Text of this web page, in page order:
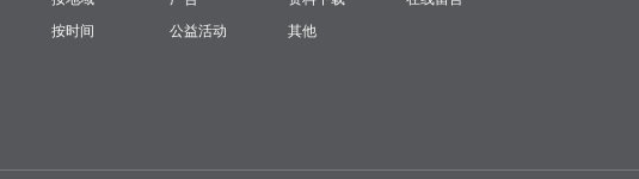
按时间
公益活动
其他